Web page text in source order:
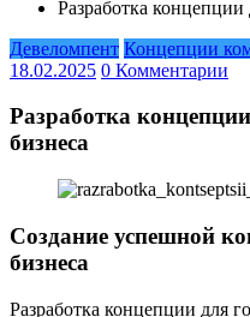
Разработка концепции
Девеломпент Концепции
18.02.2025 0 Комментарии
Разработка
бизнеса
Создание успешной
бизнеса
Разработка концепции для